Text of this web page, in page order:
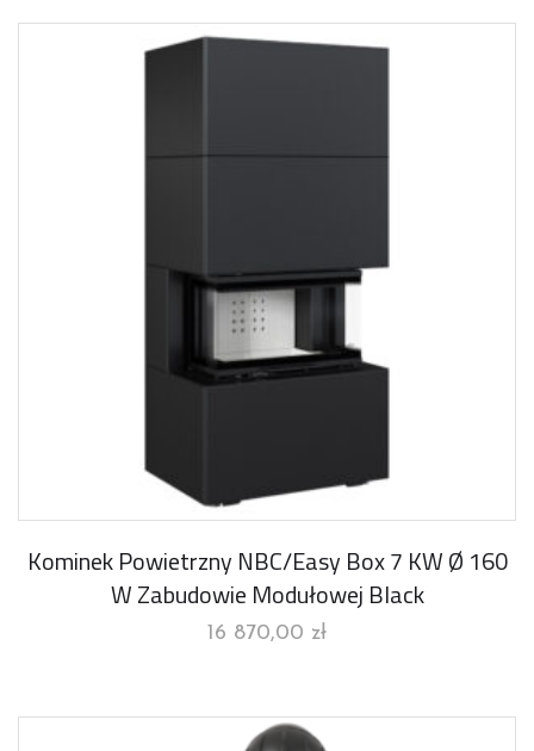
Kominek Powietrzny NBC/Easy Box 7 KW Ø 160
W Zabudowie Modułowej Black
16 870,00 zł